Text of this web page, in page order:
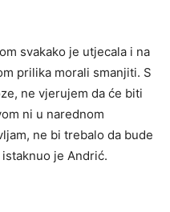
svakako je utjecala i na
prilika morali smanjiti. S
ne vjerujem da će biti
ni u narednom
ne bi trebalo da bude
je Andrić.